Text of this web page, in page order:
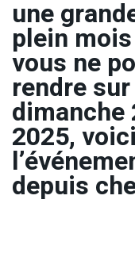
une
plein
vous ne
rendre
dimanche
2025,
depuis